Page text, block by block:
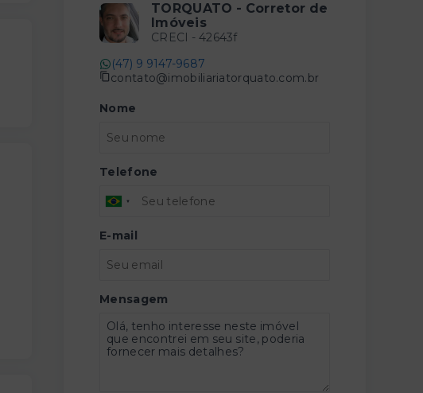
TORQUATO - Corretor de
Imóveis
CRECI - 42643f
(47) 9 9147-9687
contato@imobiliariatorquato.com.br
Nome
Telefone
E-mail
Mensagem